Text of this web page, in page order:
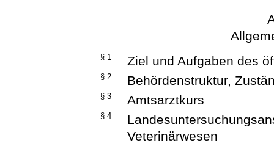
§ 1 Ziel und Aufgaben des
§ 2 Behördenstruktur,
§ 3 Amtsarztkurs
§ 4
Veterinärwesen